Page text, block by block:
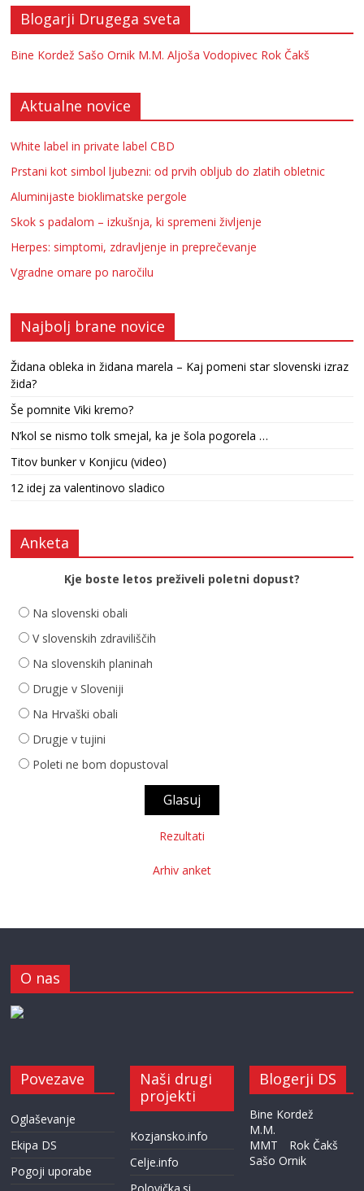
Blogarji Drugega sveta
Bine Kordež Sašo Ornik M.M. Aljoša Vodopivec Rok Čakš
Aktualne novice
White label in private label CBD
Prstani kot simbol ljubezni: od prvih obljub do zlatih obletnic
Aluminijaste bioklimatske pergole
Skok s padalom – izkušnja, ki spremeni življenje
Herpes: simptomi, zdravljenje in preprečevanje
Vgradne omare po naročilu
Najbolj brane novice
Židana obleka in židana marela – Kaj pomeni star slovenski izraz
žida?
Še pomnite Viki kremo?
N’kol se nismo tolk smejal, ka je šola pogorela …
Titov bunker v Konjicu (video)
12 idej za valentinovo sladico
Anketa
Kje boste letos preživeli poletni dopust?
Na slovenski obali
V slovenskih zdraviliščih
Na slovenskih planinah
Drugje v Sloveniji
Na Hrvaški obali
Drugje v tujini
Poleti ne bom dopustoval
Rezultati
Arhiv anket
O nas
Povezave
Oglaševanje
Ekipa DS
Pogoji uporabe
Naši drugi
projekti
Kozjansko.info
Celje.info
Blogerji DS
Bine Kordež
M.M.
MMT
Rok Čakš
Sašo Ornik